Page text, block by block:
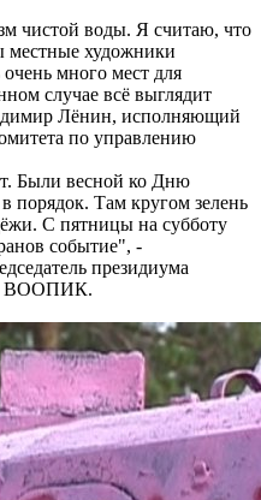
чистой воды. Я считаю, что
местные художники
много мест для
случае всё выглядит
Лёнин, исполняющий
по управлению
Были весной ко Дню
Там кругом зелень
С пятницы на субботу
событие", -
президиума
ВООПИК.